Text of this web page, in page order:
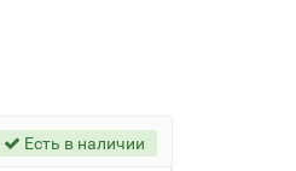
Есть в наличии